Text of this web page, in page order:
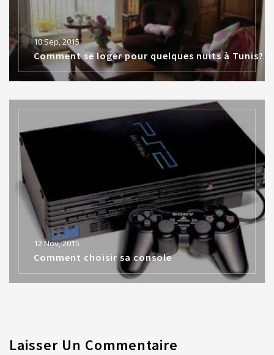
10 Sep, 2015
Comment se loger pour quelques nuits à Tunis?
12 Nov, 2015
Comment choisir sa console
Laisser Un Commentaire